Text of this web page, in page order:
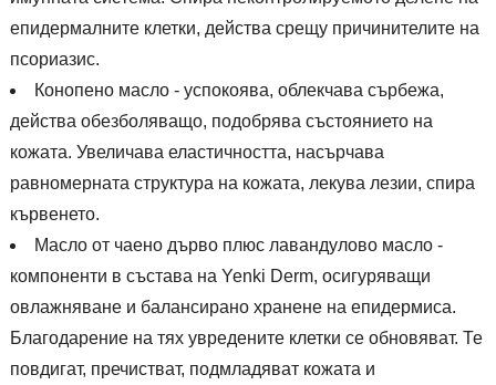
епидермалните клетки, действа срещу причинителите на
псориазис.
Конопено масло - успокоява, облекчава сърбежа,
действа обезболяващо, подобрява състоянието на
кожата. Увеличава еластичността, насърчава
равномерната структура на кожата, лекува лезии, спира
кървенето.
Масло от чаено дърво плюс лавандулово масло -
компоненти в състава на Yenki Derm, осигуряващи
овлажняване и балансирано хранене на епидермиса.
Благодарение на тях увредените клетки се обновяват. Те
повдигат, пречистват, подмладяват кожата и